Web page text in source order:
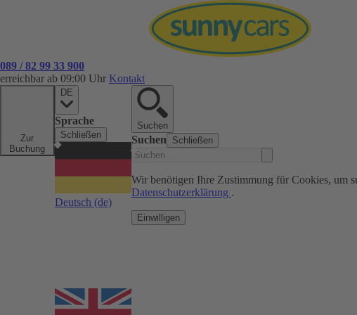
089 / 82 99 33 900
erreichbar ab 09:00 Uhr Kontakt
Zur
Buchung
DE
Sprache
Schließen
Deutsch (de)
Suchen
Suchen Schließen
Wir benötigen Ihre Zustimmung für Cookies, um
Datenschutzerklärung .
Einwilligen